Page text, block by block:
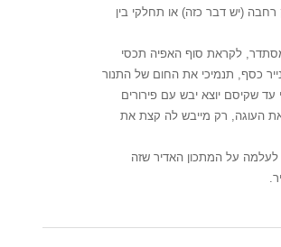
רחבה (יש דבר כזה) או תחלקי בין
מסתדר, לקראת סוף האפיה תכסי
כסף, תנמיכי את החום של התנור
עד שקיסם יוצא יבש עם פירורים
העוגה, רק מייבש לה קצת את
לעלמה על המתכון האדיר שזה